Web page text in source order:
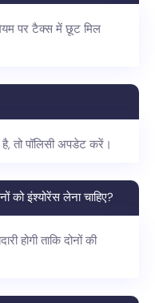
पर टैक्स में छूट मिल
तो पॉलिसी अपडेट करें।
को इंश्योरेंस लेना चाहिए?
होगी ताकि दोनों की